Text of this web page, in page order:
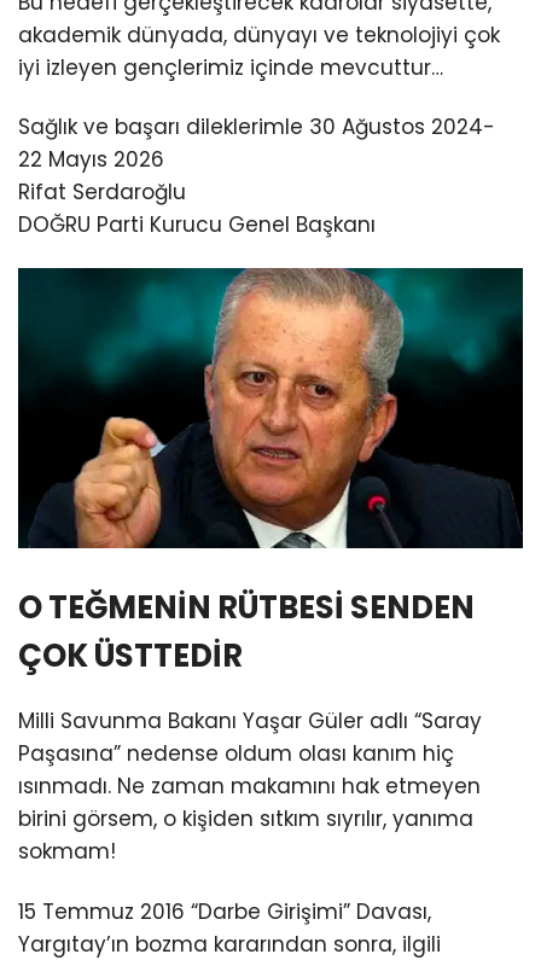
akademik dünyada, dünyayı ve teknolojiyi çok
iyi izleyen gençlerimiz içinde mevcuttur…
Sağlık ve başarı dileklerimle 30 Ağustos 2024-
22 Mayıs 2026
Rifat Serdaroğlu
DOĞRU Parti Kurucu Genel Başkanı
O TEĞMENİN RÜTBESİ SENDEN
ÇOK ÜSTTEDİR
Milli Savunma Bakanı Yaşar Güler adlı “Saray
Paşasına” nedense oldum olası kanım hiç
ısınmadı. Ne zaman makamını hak etmeyen
birini görsem, o kişiden sıtkım sıyrılır, yanıma
sokmam!
15 Temmuz 2016 “Darbe Girişimi” Davası,
Yargıtay’ın bozma kararından sonra, ilgili